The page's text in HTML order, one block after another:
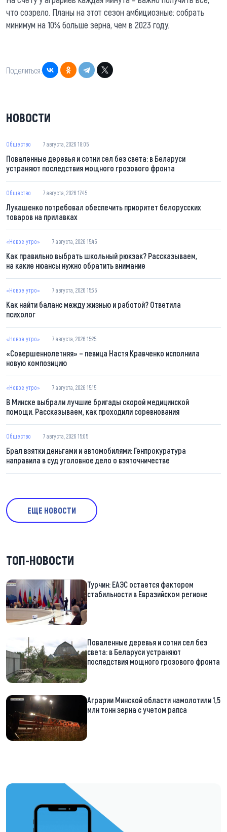
что созрело. Планы на этот сезон амбициозные: собрать
минимум на 10% больше зерна, чем в 2023 году.
Поделиться:
НОВОСТИ
Общество 7 августа, 2026 18:05
Поваленные деревья и сотни сел без света: в Беларуси
устраняют последствия мощного грозового фронта
Общество 7 августа, 2026 17:45
Лукашенко потребовал обеспечить приоритет белорусских
товаров на прилавках
«Новое утро» 7 августа, 2026 15:45
Как правильно выбрать школьный рюкзак? Рассказываем,
на какие нюансы нужно обратить внимание
«Новое утро» 7 августа, 2026 15:35
Как найти баланс между жизнью и работой? Ответила
психолог
«Новое утро» 7 августа, 2026 15:25
«Совершеннолетняя» – певица Настя Кравченко исполнила
новую композицию
«Новое утро» 7 августа, 2026 15:15
В Минске выбрали лучшие бригады скорой медицинской
помощи. Рассказываем, как проходили соревнования
Общество 7 августа, 2026 15:05
Брал взятки деньгами и автомобилями: Генпрокуратура
направила в суд уголовное дело о взяточничестве
ЕЩЕ НОВОСТИ
ТОП-НОВОСТИ
Турчин: ЕАЭС остается фактором
стабильности в Евразийском регионе
Поваленные деревья и сотни сел без
света: в Беларуси устраняют
последствия мощного грозового фронта
Аграрии Минской области намолотили 1,5
млн тонн зерна с учетом рапса
https://t.me/minskctvby